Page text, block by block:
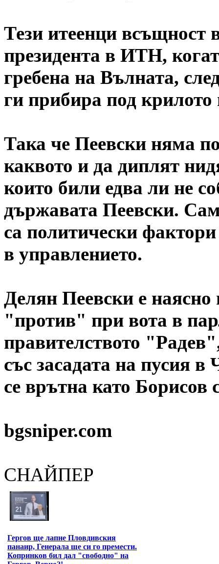
Тези итеенци всъщност
президента в ИТН,
гребена на Вълната,
ги прибира под
Така че Пеевски няма
каквото и да диплят
които били едва ли не
държавата Пеевски.
са политически
в управлението.
Делян Пеевски е
"против" при вота в
правителството
със засадата на пусия в
се врътна като Борисов
bgsniper.com
СНАЙПЕР
Гергов ще лапне Пловдивския
панаир, Генерала ще си го премести.
Копринков бил дал "свободно" на